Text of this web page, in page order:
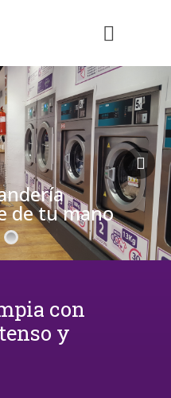
de tu mano
con
y